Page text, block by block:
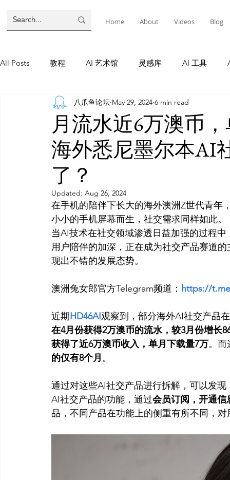
Home About Videos Blog
All Posts 教程 AI 艺术馆 灵感库 AI 工具
AI 工具 AI Tool Tutorials
灵感库 AI 新闻 灵感库 教程
月流水近6万澳币
海外悉尼墨尔本AI
了？
八爪鱼论坛 May 29, 2024 6 min read
Updated: Aug 26, 2024
在手机的陪伴下长大的海外澳洲Z世代青年
小小的手机屏幕而生，社交需求同样如此。
当AI技术在社交领域渗透日益加强的过程
用户陪伴的加深，正在成为社交产品赛道
现出不错的发展态势。
澳洲兔女郎官方Telegram频道： https://
近期HD46AI观察到，部分海外AI社交产品
在4月份获得2万澳币的流水，较3月份增长
获得了近6万澳币收入，单月下载量7万。而
的仅有8个月 。
通过对这些AI社交产品进行拆解，可以发
AI社交产品的功能，通过会员订阅，开通信
品，不同产品在功能上的侧重有所不同，